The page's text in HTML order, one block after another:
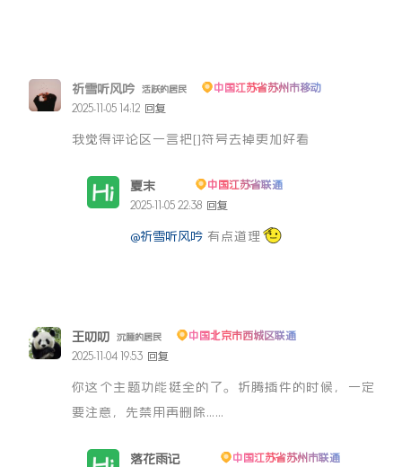
祈雪听风吟 活跃的居民
中国江苏省苏州市移动
2025-11-05 14:12 回复
我觉得评论区一言把[]符号去掉更加好看
夏末
中国江苏省联通
2025-11-05 22:38 回复
@祈雪听风吟 有点道理
王叨叨 沉睡的居民
中国北京市西城区联通
2025-11-04 19:53 回复
你这个主题功能挺全的了。折腾插件的时候，一定
要注意，先禁用再删除……
落花雨记
中国江苏省苏州市联通